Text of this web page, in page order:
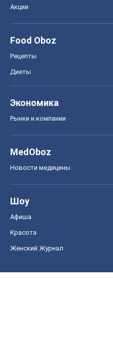
Акции
Food Oboz
Рецепты
Диеты
Экономика
Рынки и компании
MedOboz
Новости медицины
Шоу
Афиша
Красота
Женский Журнал